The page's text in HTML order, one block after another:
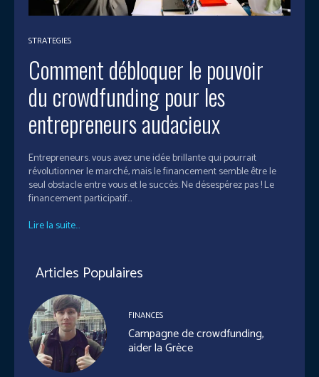
STRATEGIES
Comment débloquer le pouvoir
du crowdfunding pour les
entrepreneurs audacieux
Entrepreneurs. vous avez une idée brillante qui pourrait
révolutionner le marché, mais le financement semble être le
seul obstacle entre vous et le succès. Ne désespérez pas ! Le
financement participatif...
Lire la suite...
Articles Populaires
FINANCES
Campagne de crowdfunding,
aider la Grèce